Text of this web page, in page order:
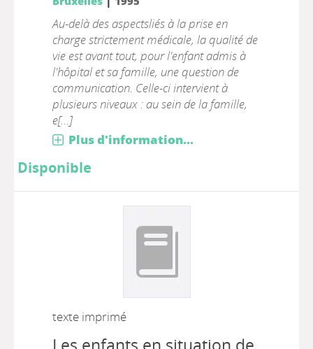
Au-delà des aspectsliés à la prise en
charge strictement médicale, la qualité de
vie est avant tout, pour l'enfant admis à
l'hôpital et sa famille, une question de
communication. Celle-ci intervient à
plusieurs niveaux : au sein de la famille,
e[...]
Plus d'information...
Disponible
texte imprimé